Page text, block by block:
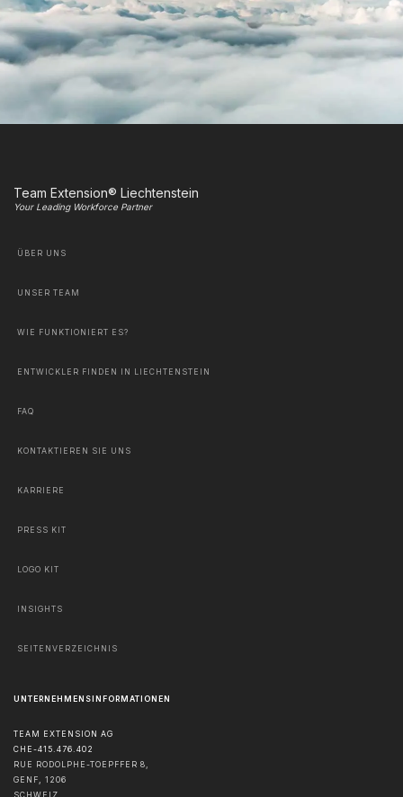
Team Extension® Liechtenstein
Your Leading Workforce Partner
ÜBER UNS
UNSER TEAM
WIE FUNKTIONIERT ES?
ENTWICKLER FINDEN IN LIECHTENSTEIN
FAQ
KONTAKTIEREN SIE UNS
KARRIERE
PRESS KIT
LOGO KIT
INSIGHTS
SEITENVERZEICHNIS
UNTERNEHMENSINFORMATIONEN
TEAM EXTENSION AG
CHE-415.476.402
RUE RODOLPHE-TOEPFFER 8,
GENF, 1206